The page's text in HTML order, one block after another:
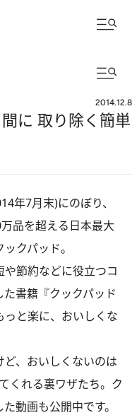
2014.12.8
に 取り除く簡単
年7月末)にのぼり、
品を超える日本最大
クパッド。
節約などに役立つコ
書籍『クックパッド
と楽に、おいしくな
、おいしくないのは
くれる裏ワザたち。ク
動画も公開中です。